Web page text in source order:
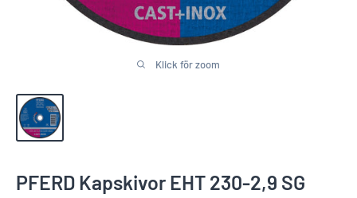
Klick för zoom
PFERD Kapskivor EHT 230-2,9 SG